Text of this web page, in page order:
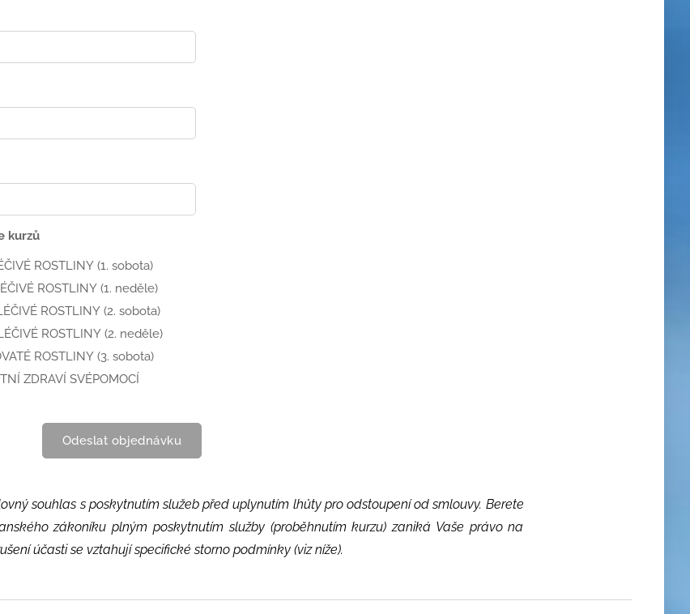
kurzů
ROSTLINY (1. sobota)
ROSTLINY (1. neděle)
ROSTLINY (2. sobota)
ROSTLINY (2. neděle)
ROSTLINY (3. sobota)
ZDRAVÍ SVÉPOMOCÍ
Odeslat objednávku
souhlas s poskytnutím služeb před uplynutím lhůty pro odstoupení od smlouvy. Berete
zákoníku plným poskytnutím služby (proběhnutím kurzu) zaniká Vaše právo na
účasti se vztahují specifické storno podmínky (viz níže).